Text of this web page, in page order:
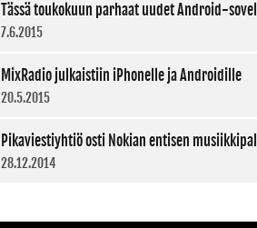
Tässä toukokuun parhaat uudet Android-
7.6.2015
MixRadio julkaistiin iPhonelle ja Androidille
20.5.2015
Pikaviestiyhtiö osti Nokian entisen
28.12.2014